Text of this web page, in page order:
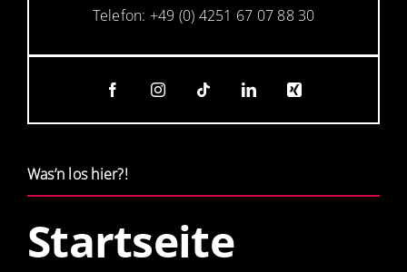
Telefon: +49 (0) 4251 67 07 88 30
Was’n los hier?!
Startseite